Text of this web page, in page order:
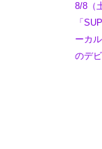
8/8（
「
ーカ
のデ